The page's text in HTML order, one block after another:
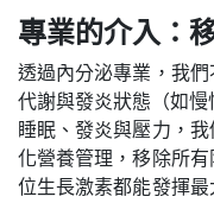
專業的介入：
透過內分泌專業，我
代謝與發炎狀態（如
睡眠、發炎與壓力，
化營養管理，移除所
位生長激素都能發揮